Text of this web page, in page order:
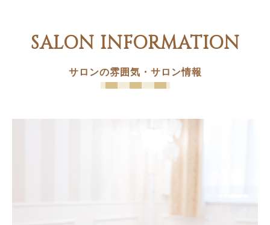
SALON INFORMATION
サロンの雰囲気・サロン情報